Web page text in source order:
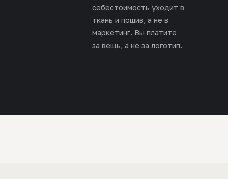
себестоимость уходит в
ткань и пошив, а не в
маркетинг. Вы платите
за вещь, а не за логотип.